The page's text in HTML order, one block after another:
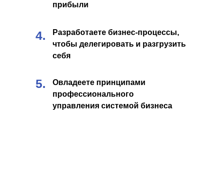
Овладеете принципами
профессионального
управления системой бизнеса
5.
Разработаете бизнес-процессы,
чтобы делегировать и разгрузить
себя
4.
прибыли